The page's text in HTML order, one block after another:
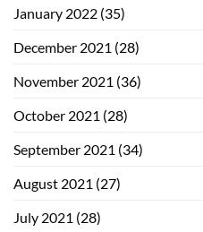
January 2022 (35)
December 2021 (28)
November 2021 (36)
October 2021 (28)
September 2021 (34)
August 2021 (27)
July 2021 (28)